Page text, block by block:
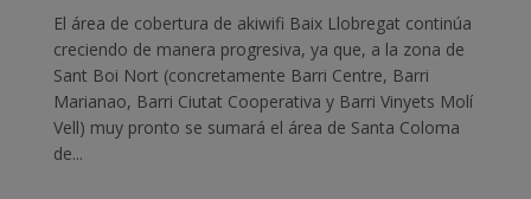
El área de cobertura de akiwifi Baix Llobregat continúa
creciendo de manera progresiva, ya que, a la zona de
Sant Boi Nort (concretamente Barri Centre, Barri
Marianao, Barri Ciutat Cooperativa y Barri Vinyets Molí
Vell) muy pronto se sumará el área de Santa Coloma
de...